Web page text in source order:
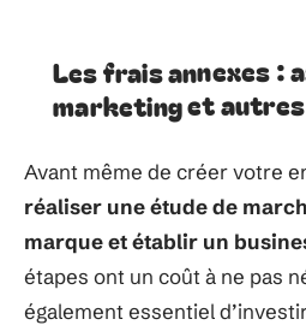
Les frais annexes :
marketing et autres
Avant même de créer votre
réaliser une étude de
marque et établir un
étapes ont un coût à ne pas
également essentiel